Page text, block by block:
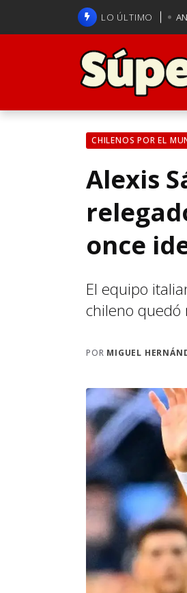
LO ÚLTIMO
CHILENOS POR EL
Alexis
once
El equipo
chileno quedó
POR MIGUEL